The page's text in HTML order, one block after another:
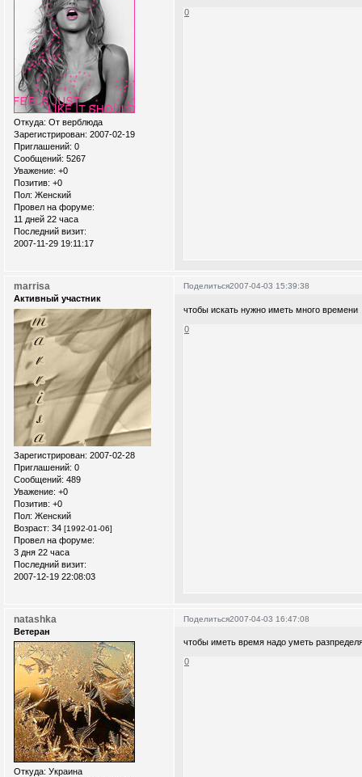
Откуда: От верблюда
Зарегистрирован: 2007-02-19
Приглашений: 0
Сообщений: 5267
Уважение: +0
Позитив: +0
Пол: Женский
Провел на форуме:
11 дней 22 часа
Последний визит:
2007-11-29 19:11:17
0
Поделиться2007-04-03 15:39:38
marrisa
Активный участник
Зарегистрирован: 2007-02-28
Приглашений: 0
Сообщений: 489
Уважение: +0
Позитив: +0
Пол: Женский
Возраст: 34 [1992-01-06]
Провел на форуме:
3 дня 22 часа
Последний визит:
2007-12-19 22:08:03
чтобы искать нужно иметь много времени
0
Поделиться2007-04-03 16:47:08
natashka
Ветеран
Откуда: Украина
чтобы иметь время надо уметь
0